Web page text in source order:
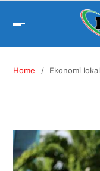
Home Ekonomi lokal